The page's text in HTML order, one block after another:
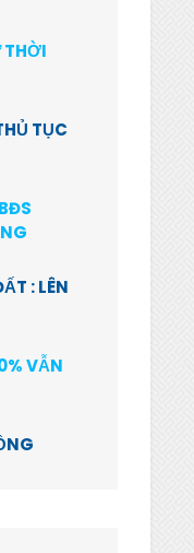
THỜI
TỤC
: LÊN
VẪN